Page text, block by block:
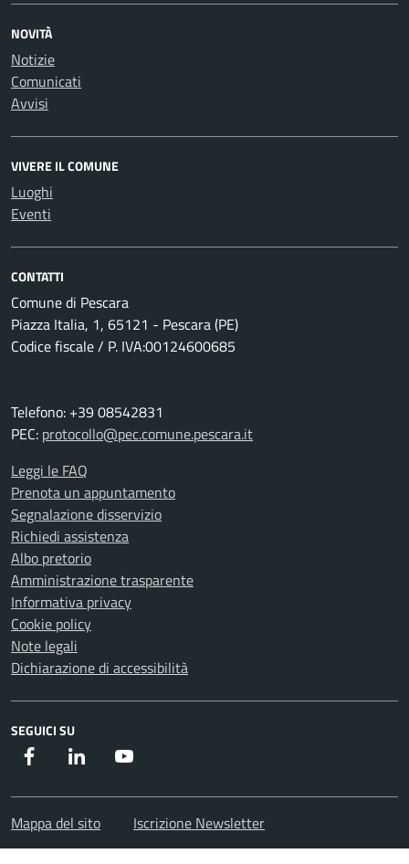
NOVITÀ
Notizie
Comunicati
Avvisi
VIVERE IL COMUNE
Luoghi
Eventi
CONTATTI
Comune di Pescara
Piazza Italia, 1, 65121 - Pescara (PE)
Codice fiscale / P. IVA:00124600685
Telefono: +39 08542831
PEC: protocollo@pec.comune.pescara.it
Leggi le FAQ
Prenota un appuntamento
Segnalazione disservizio
Richiedi assistenza
Albo pretorio
Amministrazione trasparente
Informativa privacy
Cookie policy
Note legali
Dichiarazione di accessibilità
SEGUICI SU
Facebook Instagram
Mappa del sito Iscrizione Newsletter